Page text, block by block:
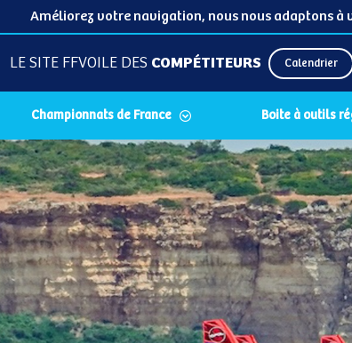
Améliorez votre navigation, nous nous adaptons à
LE SITE FFVOILE DES COMPÉTITEURS Calendrier
Championnats de France Boite à outils